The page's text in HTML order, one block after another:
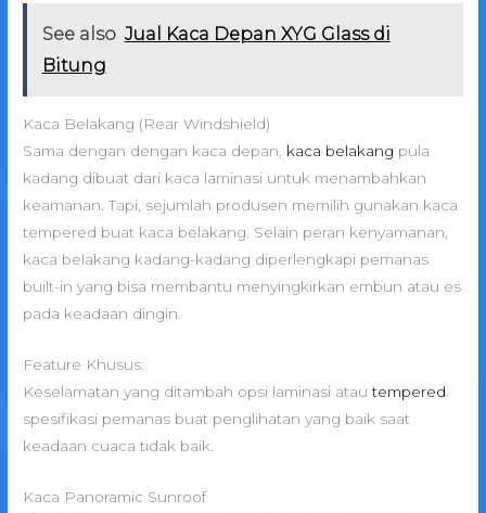
See also Jual Kaca Depan XYG Glass di
Bitung
Kaca Belakang (Rear Windshield)
Sama dengan dengan kaca depan, kaca belakang pula
kadang dibuat dari kaca laminasi untuk menambahkan
keamanan. Tapi, sejumlah produsen memilih gunakan kaca
tempered buat kaca belakang. Selain peran kenyamanan,
kaca belakang kadang-kadang diperlengkapi pemanas
built-in yang bisa membantu menyingkirkan embun atau es
pada keadaan dingin.
Feature Khusus:
Keselamatan yang ditambah opsi laminasi atautempered.
spesifikasi pemanas buat penglihatan yang baik saat
keadaan cuaca tidak baik.
Kaca Panoramic Sunroof